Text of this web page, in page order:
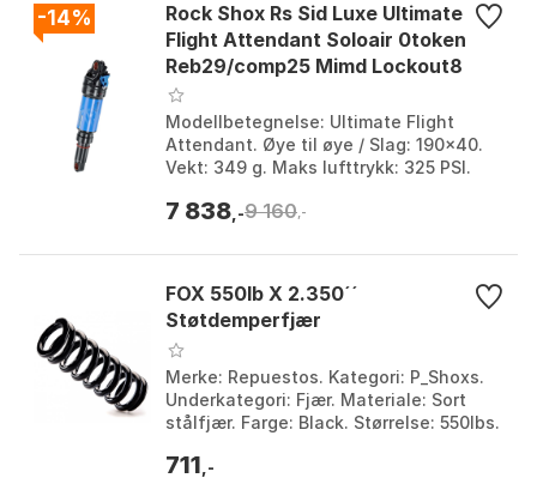
-14%
Rock Shox Rs Sid Luxe Ultimate
Flight Attendant Soloair 0token
Reb29/comp25 Mimd Lockout8
Standard A2-specialized Epic
Evo 2021-2023 Støtdemper
Modellbetegnelse: Ultimate Flight
Attendant. Øye til øye / Slag: 190x40.
Vekt: 349 g. Maks lufttrykk: 325 PSI.
2: 190mm...
7 838 ,-9 160 ,-
FOX 550lb X 2.350´´
Støtdemperfjær
Merke: Repuestos. Kategori: P_Shoxs.
Underkategori: Fjær. Materiale: Sort
stålfjær. Farge: Black. Størrelse: 550lbs.
711 ,-